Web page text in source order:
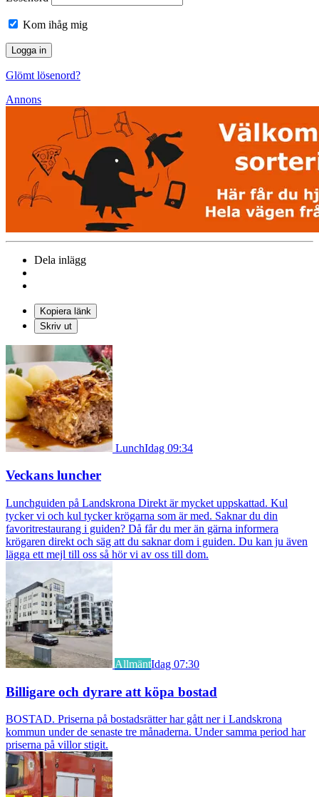
Kom ihåg mig
Glömt lösenord?
Annons
Dela inlägg
Kopiera länk
Skriv ut
LunchIdag 09:34
Veckans luncher
Lunchguiden på Landskrona Direkt är mycket uppskattad. Kul
tycker vi och kul tycker krögarna som är med. Saknar du din
favoritrestaurang i guiden? Då får du mer än gärna informera
krögaren direkt och säg att du saknar dom i guiden. Du kan ju även
lägga ett mejl till oss så hör vi av oss till dom.
AllmäntIdag 07:30
Billigare och dyrare att köpa bostad
BOSTAD. Priserna på bostadsrätter har gått ner i Landskrona
kommun under de senaste tre månaderna. Under samma period har
priserna på villor stigit.